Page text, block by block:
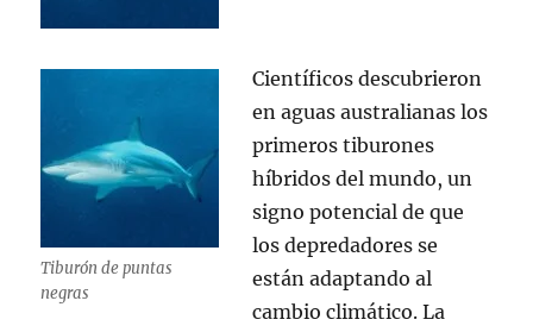
Tiburón de puntas
negras
Científicos descubrieron
en aguas australianas los
primeros tiburones
híbridos del mundo, un
signo potencial de que
los depredadores se
están adaptando al
cambio climático. La